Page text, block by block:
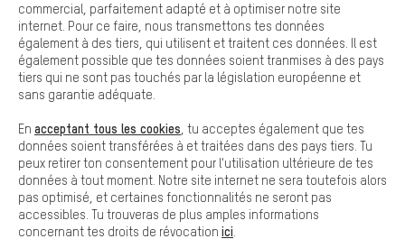
Modifier le contraste
Tous les prix s'entendent en euros (MwSt hors) plus les
frais de portpour la livraison versÉtats-Unis.
Cookies de base
Les cookies de base garantissent que tu puisses utiliser les
fonctions de notre site web.
commercial, parfaitement adapté et à optimiser notre site
internet. Pour ce faire, nous transmettons tes données
également à des tiers, qui utilisent et traitent ces données. Il est
également possible que tes données soient tranmises à des pays
tiers qui ne sont pas touchés par la législation européenne et
sans garantie adéquate.
En acceptant tous les cookies , tu acceptes également que tes
données soient transférées à et traitées dans des pays tiers. Tu
peux retirer ton consentement pour l'utilisation ultérieure de tes
données à tout moment. Notre site internet ne sera toutefois alors
pas optimisé, et certaines fonctionnalités ne seront pas
accessibles. Tu trouveras de plus amples informations
concernant tes droits de révocation ici